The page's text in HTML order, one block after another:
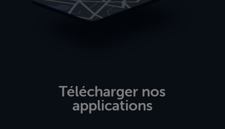
Télécharger nos
applications